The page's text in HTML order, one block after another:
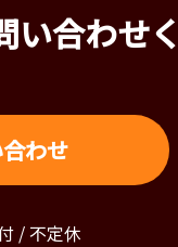
い合わせ
わせ
/ 不定休